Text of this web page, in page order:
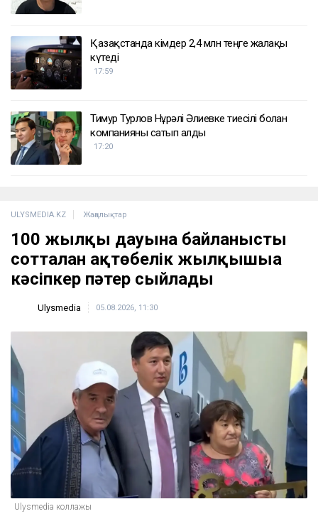
ҚАЗІР ОҚЫЛЫП ЖАТЫР
Қайсар Қамза жеті жылға сотталуы мүмкін -
Бас прокуратура
Қазақстанда кімдер 2,4 млн теңге жалақы
17:59
Тимур Турлов Нұрәлі Әлиевке тиесілі болған
компанияны сатып алды
17:20
ULYSMEDIA.KZ Жаңалықтар